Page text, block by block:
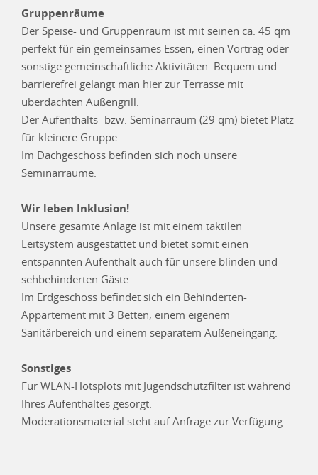
Gruppenräume
Der Speise- und Gruppenraum ist mit seinen ca. 45 qm
perfekt für ein gemeinsames Essen, einen Vortrag oder
sonstige gemeinschaftliche Aktivitäten. Bequem und
barrierefrei gelangt man hier zur Terrasse mit
überdachten Außengrill.
Der Aufenthalts- bzw. Seminarraum (29 qm) bietet Platz
für kleinere Gruppe.
Im Dachgeschoss befinden sich noch unsere
Seminarräume.
Wir leben Inklusion!
Unsere gesamte Anlage ist mit einem taktilen
Leitsystem ausgestattet und bietet somit einen
entspannten Aufenthalt auch für unsere blinden und
sehbehinderten Gäste.
Im Erdgeschoss befindet sich ein Behinderten-
Appartement mit 3 Betten, einem eigenem
Sanitärbereich und einem separatem Außeneingang.
Sonstiges
Für WLAN-Hotsplots mit Jugendschutzfilter ist während
Ihres Aufenthaltes gesorgt.
Moderationsmaterial steht auf Anfrage zur Verfügung.